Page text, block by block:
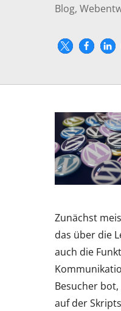
Blog,
Zunächst
das über die
auch die
Besucher
auf der